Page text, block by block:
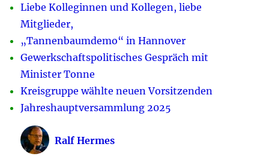
Liebe Kolleginnen und Kollegen, liebe
Mitglieder,
„Tannenbaumdemo“ in Hannover
Gewerkschaftspolitisches Gespräch mit
Minister Tonne
Kreisgruppe wählte neuen Vorsitzenden
Jahreshauptversammlung 2025
Ralf Hermes